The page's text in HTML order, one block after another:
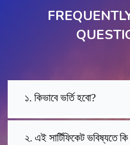
১. কিভাবে ভর্তি হবো?
২. এই সার্টিফিকেট ভবিষ্যতে